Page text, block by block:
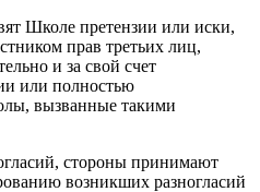
Школе претензии или иски,
прав третьих лиц,
и за свой счет
или полностью
вызванные такими
стороны принимают
возникших разногласий